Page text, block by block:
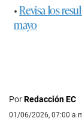
•Revisa los
mayo
PorRedacción EC
01/06/2026, 07:00